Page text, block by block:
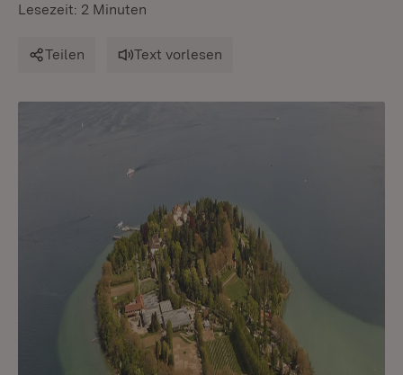
Lesezeit: 2 Minuten
Teilen Text vorlesen